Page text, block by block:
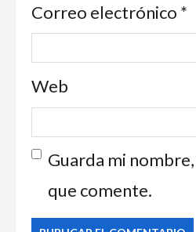
Correo electrónico *
Web
Guarda mi
que comente.